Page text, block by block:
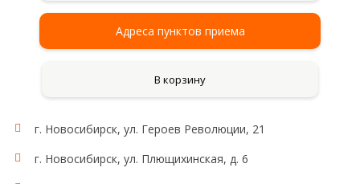
Адреса пунктов приема
В корзину
г. Новосибирск, ул. Героев Революции, 21
г. Новосибирск, ул. Плющихинская, д. 6